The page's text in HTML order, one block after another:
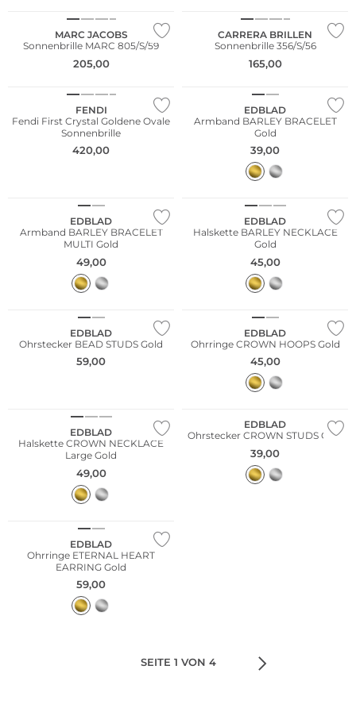
MARC JACOBS
Sonnenbrille MARC 805/S/59
205,00
CARRERA BRILLEN
Sonnenbrille 356/S/56
165,00
FENDI
Fendi First Crystal Goldene Ovale
Sonnenbrille
420,00
EDBLAD
Armband BARLEY BRACELET
Gold
39,00
EDBLAD
Armband BARLEY BRACELET
MULTI Gold
49,00
EDBLAD
Halskette BARLEY NECKLACE
Gold
45,00
EDBLAD
Ohrstecker BEAD STUDS Gold
59,00
EDBLAD
Ohrringe CROWN HOOPS Gold
45,00
EDBLAD
Halskette CROWN NECKLACE
Large Gold
49,00
EDBLAD
Ohrstecker CROWN STUDS Gold
39,00
EDBLAD
Ohrringe ETERNAL HEART
EARRING Gold
59,00
SEITE 1 VON 4